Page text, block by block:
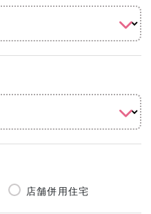
店舗併用住宅